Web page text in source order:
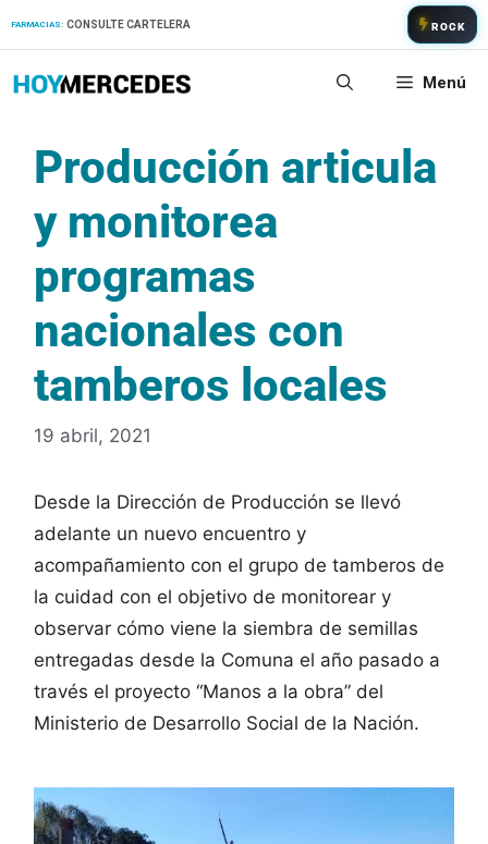
FARMACIAS: CONSULTE CARTELERA ROCK
Menú
Producción articula
y monitorea
programas
nacionales con
tamberos locales
19 abril, 2021
Desde la Dirección de Producción se llevó
adelante un nuevo encuentro y
acompañamiento con el grupo de tamberos de
la cuidad con el objetivo de monitorear y
observar cómo viene la siembra de semillas
entregadas desde la Comuna el año pasado a
través el proyecto “Manos a la obra” del
Ministerio de Desarrollo Social de la Nación.